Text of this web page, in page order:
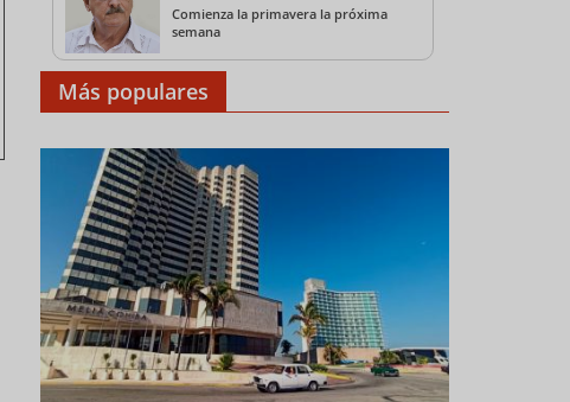
¿Te gusta la música?
Esto es lo que ofrece
Comienza la primavera la próxima
semana
Más populares